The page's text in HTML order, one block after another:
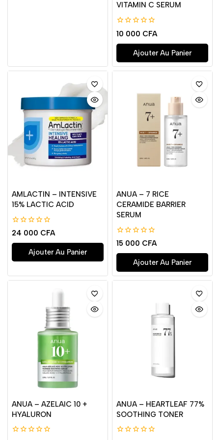
VITAMIN C SERUM
0
de
5
10 000 CFA
Ajouter Au Panier
AMLACTIN – INTENSIVE
15% LACTIC ACID
0
de
5
24 000 CFA
Ajouter Au Panier
ANUA – 7 RICE
CERAMIDE BARRIER
SERUM
0
de
5
15 000 CFA
Ajouter Au Panier
ANUA – AZELAIC 10 +
HYALURON
ANUA – HEARTLEAF 77%
SOOTHING TONER